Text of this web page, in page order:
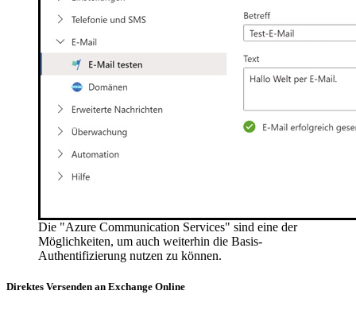
Die "Azure Communication Services" sind eine der
Möglichkeiten, um auch weiterhin die Basis-
Authentifizierung nutzen zu können.
Direktes Versenden an Exchange Online